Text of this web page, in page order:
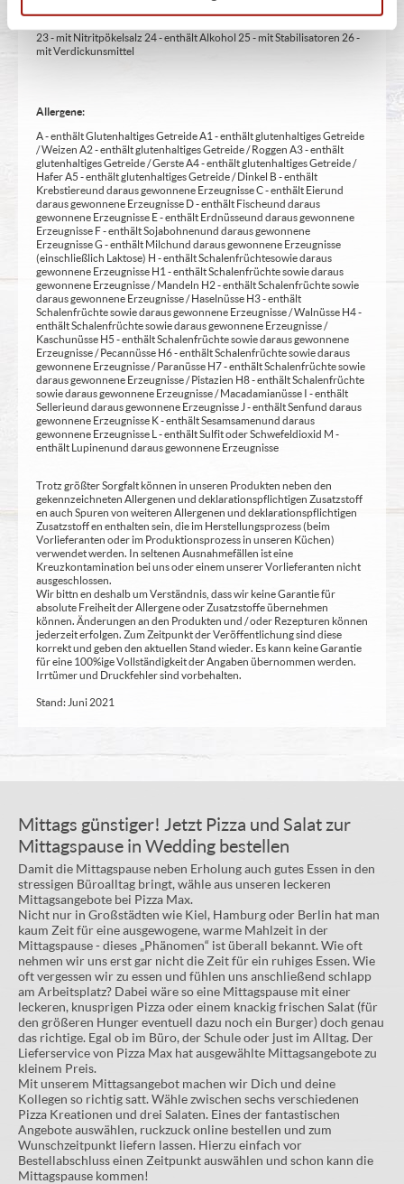
Aufmerksamkeit bei Kindern beeinträchtigen (bei Azo-Farbstoffen) 22
23 - mit Nitritpökelsalz 24 - enthält Alkohol 25 - mit Stabilisatoren 26 -
mit Verdickunsmittel
Allergene:
A - enthält Glutenhaltiges Getreide A1 - enthält glutenhaltiges Getreide
/ Weizen A2 - enthält glutenhaltiges Getreide / Roggen A3 - enthält
glutenhaltiges Getreide / Gerste A4 - enthält glutenhaltiges Getreide /
Hafer A5 - enthält glutenhaltiges Getreide / Dinkel B - enthält
Krebstiere und daraus gewonnene Erzeugnisse C - enthält Eier und
daraus gewonnene Erzeugnisse D - enthält Fische und daraus
gewonnene Erzeugnisse E - enthält Erdnüsse und daraus gewonnene
Erzeugnisse F - enthält Sojabohnen und daraus gewonnene
Erzeugnisse G - enthält Milch und daraus gewonnene Erzeugnisse
(einschließlich Laktose) H - enthält Schalenfrüchte sowie daraus
gewonnene Erzeugnisse H1 - enthält Schalenfrüchte sowie daraus
gewonnene Erzeugnisse / Mandeln H2 - enthält Schalenfrüchte sowie
daraus gewonnene Erzeugnisse / Haselnüsse H3 - enthält
Schalenfrüchte sowie daraus gewonnene Erzeugnisse / Walnüsse H4 -
enthält Schalenfrüchte sowie daraus gewonnene Erzeugnisse /
Kaschunüsse H5 - enthält Schalenfrüchte sowie daraus gewonnene
Erzeugnisse / Pecannüsse H6 - enthält Schalenfrüchte sowie daraus
gewonnene Erzeugnisse / Paranüsse H7 - enthält Schalenfrüchte sowie
daraus gewonnene Erzeugnisse / Pistazien H8 - enthält Schalenfrüchte
sowie daraus gewonnene Erzeugnisse / Macadamianüsse I - enthält
Sellerie und daraus gewonnene Erzeugnisse J - enthält Senf und daraus
gewonnene Erzeugnisse K - enthält Sesamsamen und daraus
gewonnene Erzeugnisse L - enthält Sulfit oder Schwefeldioxid M -
enthält Lupinen und daraus gewonnene Erzeugnisse
Trotz größter Sorgfalt können in unseren Produkten neben den
gekennzeichneten Allergenen und deklarationspflichtigen Zusatzstoff
en auch Spuren von weiteren Allergenen und deklarationspflichtigen
Zusatzstoff en enthalten sein, die im Herstellungsprozess (beim
Vorlieferanten oder im Produktionsprozess in unseren Küchen)
verwendet werden. In seltenen Ausnahmefällen ist eine
Kreuzkontamination bei uns oder einem unserer Vorlieferanten nicht
ausgeschlossen.
Wir bittn en deshalb um Verständnis, dass wir keine Garantie für
absolute Freiheit der Allergene oder Zusatzstoffe übernehmen
können. Änderungen an den Produkten und / oder Rezepturen können
jederzeit erfolgen. Zum Zeitpunkt der Veröffentlichung sind diese
korrekt und geben den aktuellen Stand wieder. Es kann keine Garantie
für eine 100%ige Vollständigkeit der Angaben übernommen werden.
Irrtümer und Druckfehler sind vorbehalten.
Stand: Juni 2021
Mittags günstiger! Jetzt Pizza und Salat zur
Mittagspause in Wedding bestellen
Damit die Mittagspause neben Erholung auch gutes Essen in den
stressigen Büroalltag bringt, wähle aus unseren leckeren
Mittagsangebote bei Pizza Max.
Nicht nur in Großstädten wie Kiel, Hamburg oder Berlin hat man
kaum Zeit für eine ausgewogene, warme Mahlzeit in der
Mittagspause - dieses „Phänomen“ ist überall bekannt. Wie oft
nehmen wir uns erst gar nicht die Zeit für ein ruhiges Essen. Wie
oft vergessen wir zu essen und fühlen uns anschließend schlapp
am Arbeitsplatz? Dabei wäre so eine Mittagspause mit einer
leckeren, knusprigen Pizza oder einem knackig frischen Salat (für
den größeren Hunger eventuell dazu noch ein Burger) doch genau
das richtige. Egal ob im Büro, der Schule oder just im Alltag. Der
Lieferservice von Pizza Max hat ausgewählte Mittagsangebote zu
kleinem Preis.
Mit unserem Mittagsangebot machen wir Dich und deine
Kollegen so richtig satt. Wähle zwischen sechs verschiedenen
Pizza Kreationen und drei Salaten. Eines der fantastischen
Angebote auswählen, ruckzuck online bestellen und zum
Wunschzeitpunkt liefern lassen. Hierzu einfach vor
Bestellabschluss einen Zeitpunkt auswählen und schon kann die
Mittagspause kommen!